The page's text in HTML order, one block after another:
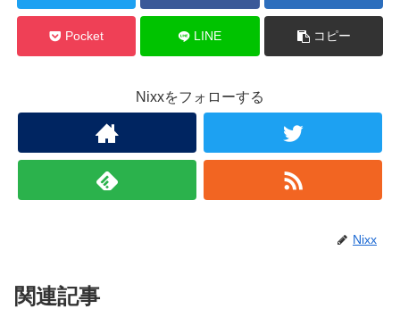
Pocket LINE コピー
Nixxをフォローする
Nixx
関連記事